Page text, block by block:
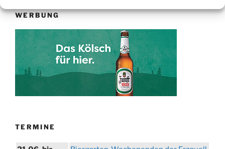
WERBUNG
TERMINE